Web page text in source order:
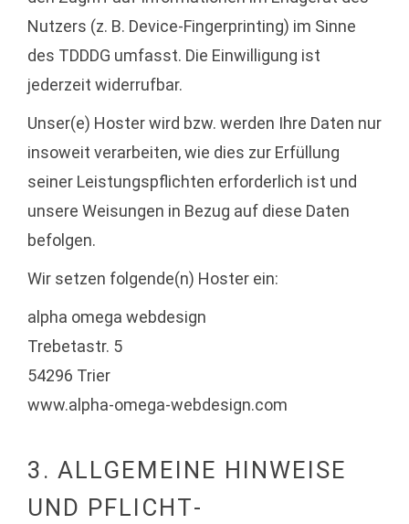
Nutzers (z. B. Device-Fingerprinting) im Sinne
des TDDDG umfasst. Die Einwilligung ist
jederzeit widerrufbar.
Unser(e) Hoster wird bzw. werden Ihre Daten nur
insoweit verarbeiten, wie dies zur Erfüllung
seiner Leistungspflichten erforderlich ist und
unsere Weisungen in Bezug auf diese Daten
befolgen.
Wir setzen folgende(n) Hoster ein:
alpha omega webdesign
Trebetastr. 5
54296 Trier
www.alpha-omega-webdesign.com
3. ALLGEMEINE HINWEISE
UND PFLICHT­